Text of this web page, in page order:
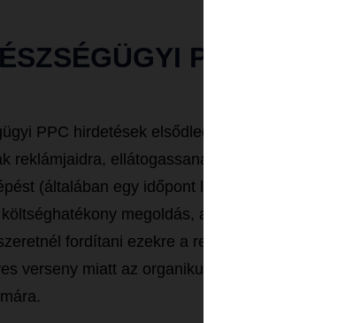
PPC
PPC hirdetések elsődleges célja arra
reklámjaidra, ellátogassanak webhelyedre,
(általában egy időpont lefoglalását
megoldás, amelyben
fordítani ezekre a reklámokra. Ez
verseny miatt az organikus rangsorolás sok